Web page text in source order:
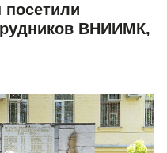
ВНИИМК,